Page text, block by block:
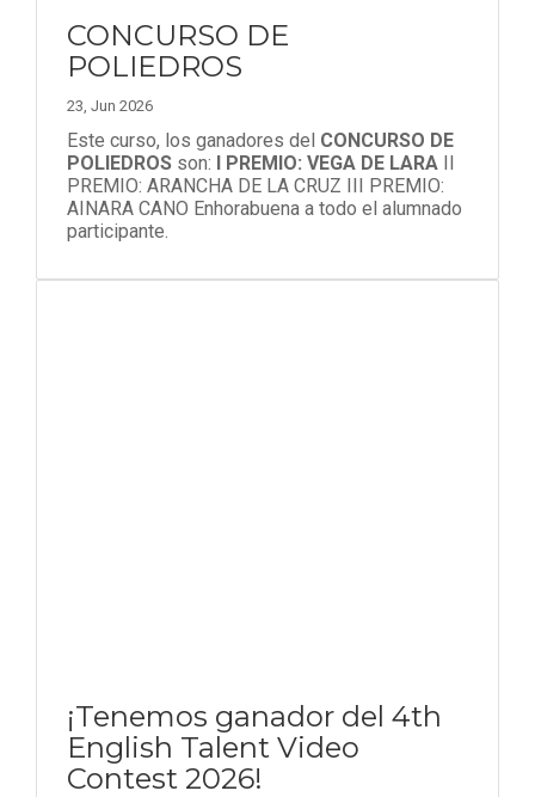
CONCURSO DE
POLIEDROS
23, Jun 2026
Este curso, los ganadores del CONCURSO DE
POLIEDROS son: I PREMIO: VEGA DE LARA II
PREMIO: ARANCHA DE LA CRUZ III PREMIO:
AINARA CANO Enhorabuena a todo el alumnado
participante.
¡Tenemos ganador del 4th
English Talent Video
Contest 2026!